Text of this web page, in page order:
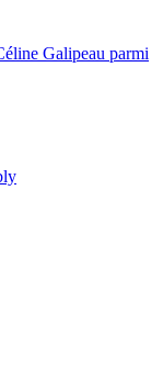
Galipeau parmi